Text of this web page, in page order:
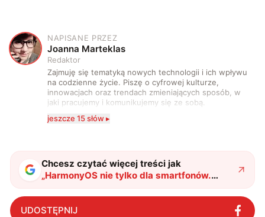
J
NAPISANE PRZEZ
Joanna Marteklas
Redaktor
Zajmuję się tematyką nowych technologii i ich wpływu
na codzienne życie. Piszę o cyfrowej kulturze,
innowacjach oraz trendach zmieniających sposób, w
jaki pracujemy i komunikujemy się ze sobą.
technologii a współczesną popkulturą. W wolnych
jeszcze 15 słów ▸
Chcesz czytać więcej treści jak
„HarmonyOS nie tylko dla smartfonów.
Huawei ma naprawdę ambitne plany"?
UDOSTĘPNIJ